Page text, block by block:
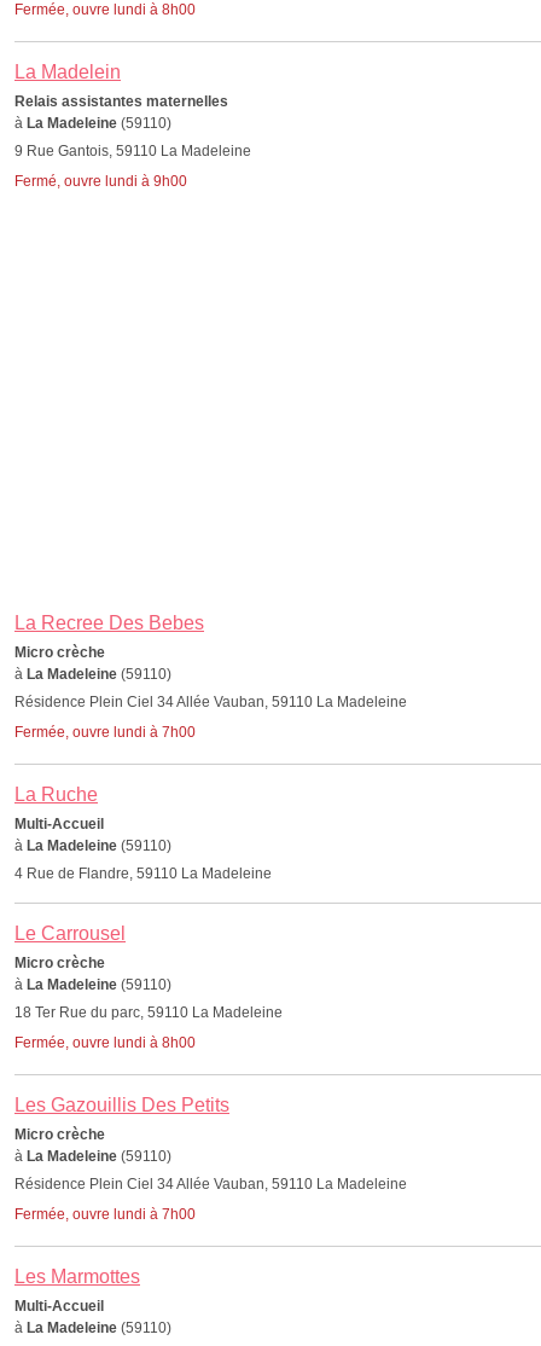
Fermée, ouvre lundi à 8h00
La Madelein
Relais assistantes maternelles
à La Madeleine (59110)
9 Rue Gantois, 59110 La Madeleine
Fermé, ouvre lundi à 9h00
La Recree Des Bebes
Micro crèche
à La Madeleine (59110)
Résidence Plein Ciel 34 Allée Vauban, 59110 La Madeleine
Fermée, ouvre lundi à 7h00
La Ruche
Multi-Accueil
à La Madeleine (59110)
4 Rue de Flandre, 59110 La Madeleine
Le Carrousel
Micro crèche
à La Madeleine (59110)
18 Ter Rue du parc, 59110 La Madeleine
Fermée, ouvre lundi à 8h00
Les Gazouillis Des Petits
Micro crèche
à La Madeleine (59110)
Résidence Plein Ciel 34 Allée Vauban, 59110 La Madeleine
Fermée, ouvre lundi à 7h00
Les Marmottes
Multi-Accueil
à La Madeleine (59110)